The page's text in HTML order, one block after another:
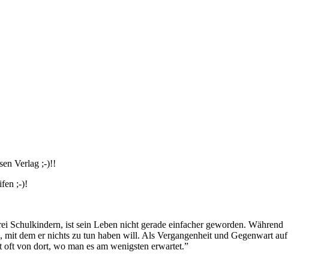
Verlag ;-)!!
;-)!
Schulkindern, ist sein Leben nicht gerade einfacher geworden. Während
dem er nichts zu tun haben will. Als Vergangenheit und Gegenwart auf
von dort, wo man es am wenigsten erwartet.”